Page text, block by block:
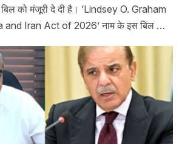
बिल को मंजूरी दे दी है। ‘Lindsey O. Graham
Iran Act of 2026’ नाम के इस बिल को